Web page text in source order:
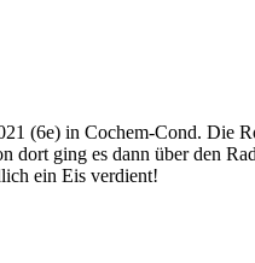
(6e) in Cochem-Cond. Die
dort ging es dann über den
ein Eis verdient!